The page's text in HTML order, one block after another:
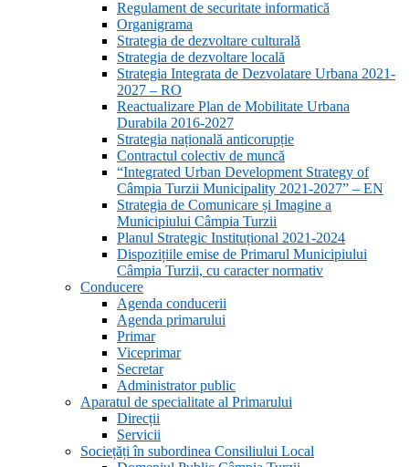
Regulament de securitate informatică
Organigrama
Strategia de dezvoltare culturală
Strategia de dezvoltare locală
Strategia Integrata de Dezvolatare Urbana 2021-
2027 – RO
Reactualizare Plan de Mobilitate Urbana
Durabila 2016-2027
Strategia națională anticorupție
Contractul colectiv de muncă
“Integrated Urban Development Strategy of
Câmpia Turzii Municipality 2021-2027” – EN
Strategia de Comunicare și Imagine a
Municipiului Câmpia Turzii
Planul Strategic Instituțional 2021-2024
Dispozițiile emise de Primarul Municipiului
Câmpia Turzii, cu caracter normativ
Conducere
Agenda conducerii
Agenda primarului
Primar
Viceprimar
Secretar
Administrator public
Aparatul de specialitate al Primarului
Direcții
Servicii
Sociețăți în subordinea Consiliului Local